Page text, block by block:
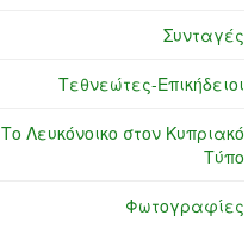
Συνταγές
Τεθνεώτες-Επικήδειοι
Το Λευκόνοικο στον Κυπριακό
Τύπο
Φωτογραφίες